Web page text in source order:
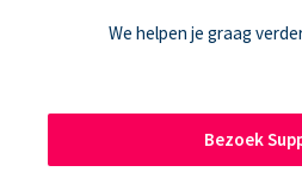
We helpen je graag
Bezoek